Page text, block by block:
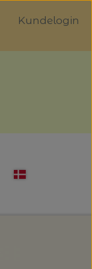
Kundelogin